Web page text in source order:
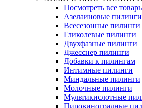
Посмотреть все
Азелаиновые пилинги
Всесезонные пилинги
Гликолевые пилинги
Двухфазные пилинги
Джесснер пилинги
Добавки к пилингам
Интимные пилинги
Миндальные пилинги
Молочные пилинги
Мультикислотные
Пировиноградные